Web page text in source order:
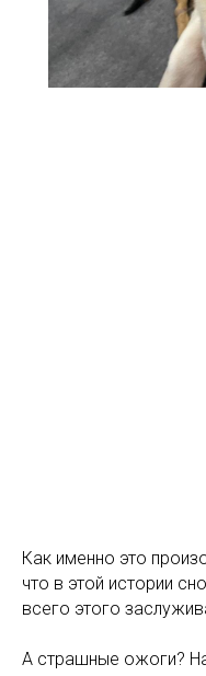
Как именно это
что в этой истории
всего этого
А страшные ожоги?